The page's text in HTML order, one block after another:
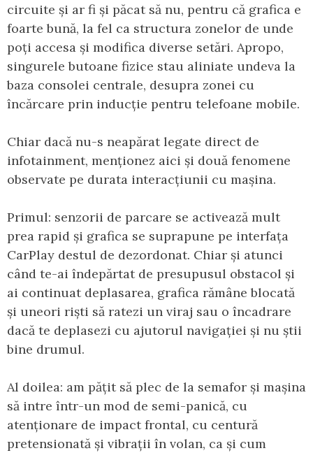
circuite și ar fi și păcat să nu, pentru că grafica e
foarte bună, la fel ca structura zonelor de unde
poți accesa și modifica diverse setări. Apropo,
singurele butoane fizice stau aliniate undeva la
baza consolei centrale, desupra zonei cu
încărcare prin inducție pentru telefoane mobile.
Chiar dacă nu-s neapărat legate direct de
infotainment, menționez aici și două fenomene
observate pe durata interacțiunii cu mașina.
Primul: senzorii de parcare se activează mult
prea rapid și grafica se suprapune pe interfața
CarPlay destul de dezordonat. Chiar și atunci
când te-ai îndepărtat de presupusul obstacol și
ai continuat deplasarea, grafica rămâne blocată
și uneori riști să ratezi un viraj sau o încadrare
dacă te deplasezi cu ajutorul navigației și nu știi
bine drumul.
Al doilea: am pățit să plec de la semafor și mașina
să intre într-un mod de semi-panică, cu
atenționare de impact frontal, cu centură
pretensionată și vibrații în volan, ca și cum